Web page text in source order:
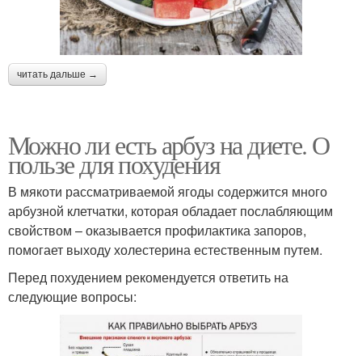
читать дальше →
Можно ли есть арбуз на диете. О
пользе для похудения
В мякоти рассматриваемой ягоды содержится много
арбузной клетчатки, которая обладает послабляющим
свойством – оказывается профилактика запоров,
помогает выходу холестерина естественным путем.
Перед похудением рекомендуется ответить на
следующие вопросы: